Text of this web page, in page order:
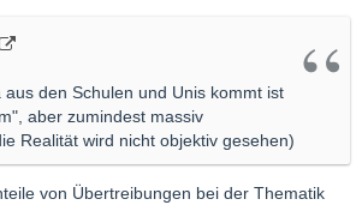
aus den Schulen und Unis kommt ist
aber zumindest massiv
Realität wird nicht objektiv gesehen)
von Übertreibungen bei der Thematik